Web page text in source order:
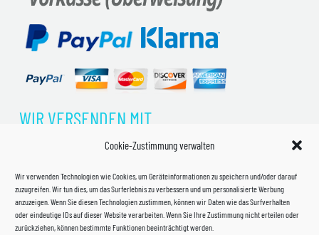
Cookie-Zustimmung verwalten
Wir verwenden Technologien wie Cookies, um Geräteinformationen zu speichern und/oder darauf
zuzugreifen. Wir tun dies, um das Surferlebnis zu verbessern und um personalisierte Werbung
anzuzeigen. Wenn Sie diesen Technologien zustimmen, können wir Daten wie das Surfverhalten
oder eindeutige IDs auf dieser Website verarbeiten. Wenn Sie Ihre Zustimmung nicht erteilen oder
zurückziehen, können bestimmte Funktionen beeinträchtigt werden.
WIR VERSENDEN MIT